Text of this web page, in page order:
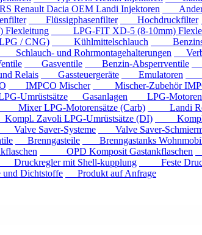
Dacia OEM Landi Injektoren Andere
Flüssigphasenfilter Hochdruckfilter
LPG-FIT XD-5 (8-10mm)
/ CNG) Kühlmittelschlauch
und Rohrmontagehalterungen
Gasventile Benzin-Absperrventile
Relais Gassteuergeräte Emulatoren
IMPCO Mischer Mischer-Zubehör
Umrüstsätze Gasanlagen LPG-
Mixer LPG-Motorensätze (Carb) Landi
Zavoli LPG-Umrüstsätze (DI) Kompl.
Valve Saver-Systeme Valve Saver-
Brenngasteile Brenngastanks
OPD Komposit Gastankflaschen
mit Shell-kupplung Feste
Dichtstoffe Produkt auf Anfrage